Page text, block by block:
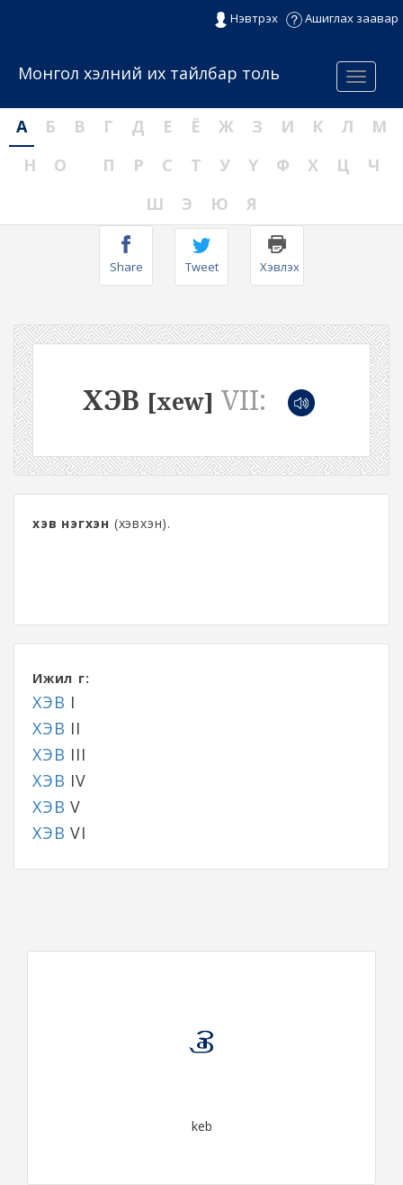
Нэвтрэх Ашиглах заавар
Menu
Монгол хэлний их тайлбар толь
А Б В Г Д Е Ё Ж З И К Л
М
Н
О П Р С Т У Ү Ф Х Ц
Ч
Ш
Э Ю Я
Share Tweet Хэвлэх
ХЭВ [xew] VII:
хэв нэгхэн (хэвхэн).
Ижил үг:
ХЭВ I
ХЭВ II
ХЭВ III
ХЭВ IV
ХЭВ V
ХЭВ VI
ᠬᠡᠪ
keb